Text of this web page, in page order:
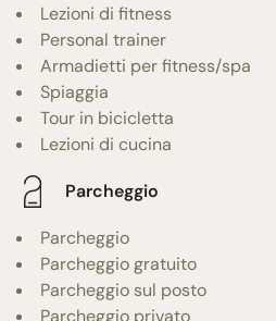
Lezioni di fitness
Personal trainer
Armadietti per fitness/spa
Spiaggia
Tour in bicicletta
Lezioni di cucina
Parcheggio
Parcheggio
Parcheggio gratuito
Parcheggio sul posto
Parcheggio privato